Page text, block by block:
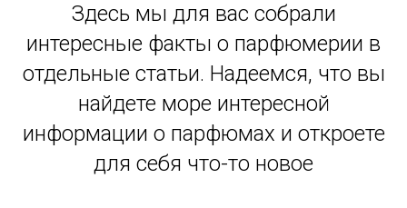
Здесь мы для вас собрали
интересные факты о парфюмерии в
отдельные статьи. Надеемся, что вы
найдете море интересной
информации о парфюмах и откроете
для себя что-то новое